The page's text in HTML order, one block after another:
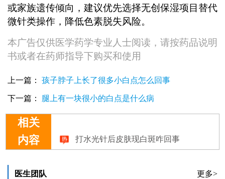
或家族遗传倾向，建议优先选择无创保湿项目替代
微针类操作，降低色素脱失风险。
本广告仅供医学药学专业人士阅读，请按药品说明
书或者在药师指导下购买和使用
上一篇： 孩子脖子上长了很多小白点怎么回事
下一篇： 腿上有一块很小的白点是什么病
相关
内容
医生团队 更多>